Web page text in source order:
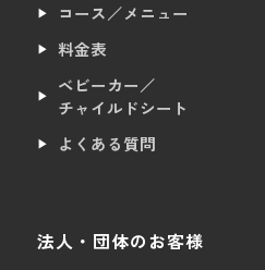
コース／メニュー
料金表
ベビーカー／
チャイルドシート
よくある質問
法人・団体のお客様